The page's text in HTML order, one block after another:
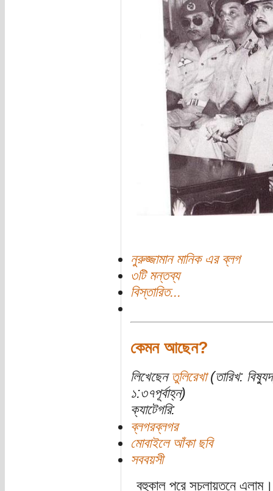
নুরুজ্জামান মানিক এর ব্লগ
৩টি মন্তব্য
বিস্তারিত...
কেমন আছেন?
লিখেছেন তুলিরেখা(তারিখ:
১:৩৭পূর্বাহ্ন)
ক্যাটেগরি:
ব্লগরব্লগর
মোবাইলে আঁকা ছবি
সববয়সী
বহুকাল পরে সচলায়তনে